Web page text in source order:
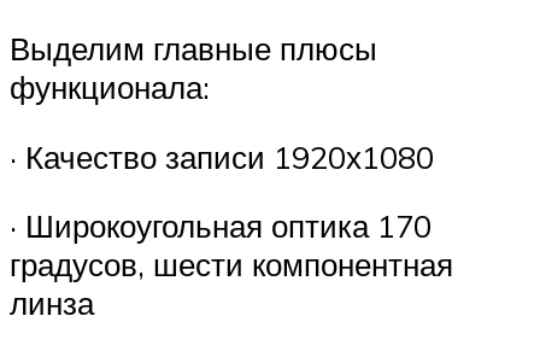
Выделим главные плюсы
функционала:
· Качество записи 1920х1080
· Широкоугольная оптика 170
градусов, шести компонентная
линза